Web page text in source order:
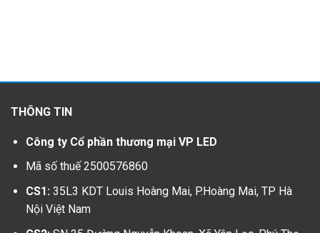
THÔNG TIN
Công ty Cổ phần thương mại VP LED
Mã số thuế 2500576860
CS1: 35L3 KDT Louis Hoàng Mai, P.Hoàng Mai, TP Hà
Nội Việt Nam